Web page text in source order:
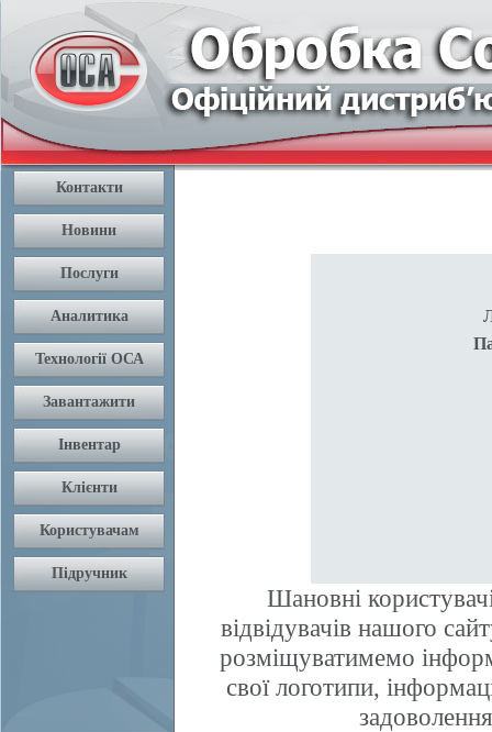
Шановні
відвідувачів нашого
розміщуватимемо
свої логотипи,